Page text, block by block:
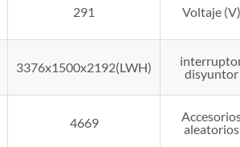
291 Voltaje (V)
3376x1500x2192(LWH)
disyuntor
4669
aleatorios